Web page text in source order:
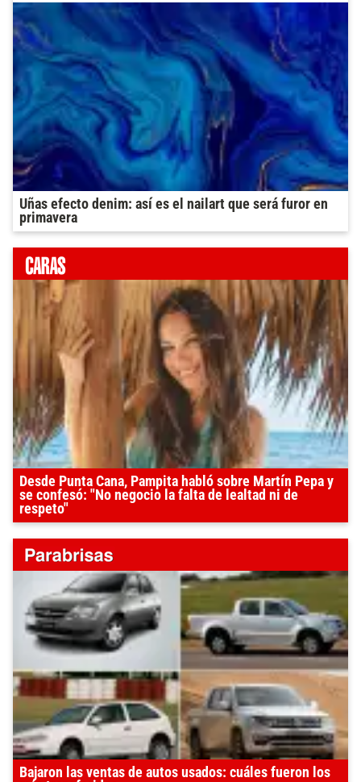
Uñas efecto denim: así es el nailart que será furor en
primavera
Desde Punta Cana, Pampita habló sobre Martín Pepa y
se confesó: "No negocio la falta de lealtad ni de
respeto"
Bajaron las ventas de autos usados: cuáles fueron los